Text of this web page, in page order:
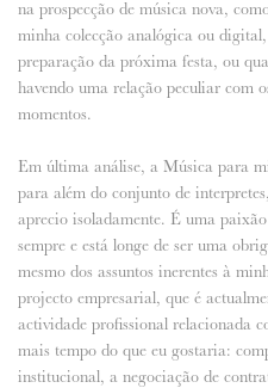
na prospecção de música nova,
minha colecção analógica ou
preparação da próxima festa, ou
havendo uma relação peculiar com
momentos.
Em última análise, a Música para
para além do conjunto de
aprecio isoladamente. É uma
sempre e está longe de ser uma
mesmo dos assuntos inerentes à
projecto empresarial, que é
actividade profissional relacionada
mais tempo do que eu gostaria:
institucional, a negociação de